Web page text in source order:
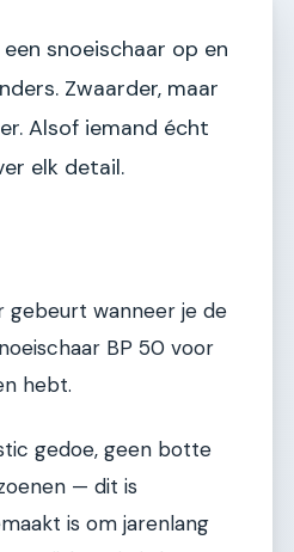
snoeischaar op en
Zwaarder, maar
Alsof iemand écht
elk detail.
gebeurt wanneer je de
BP 50 voor
hebt.
gedoe, geen botte
— dit is
is om jarenlang